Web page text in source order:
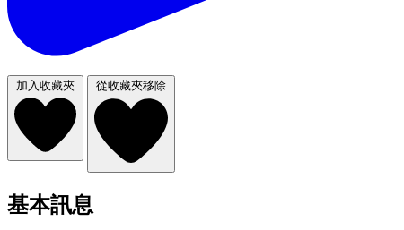
加入收藏夾 從收藏夾移除
基本訊息